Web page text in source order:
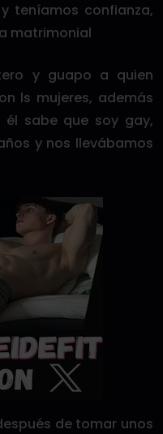
teníamos confianza,
matrimonial
y guapo a quien
ls mujeres, además
sabe que soy gay,
y nos llevábamos
de tomar unos